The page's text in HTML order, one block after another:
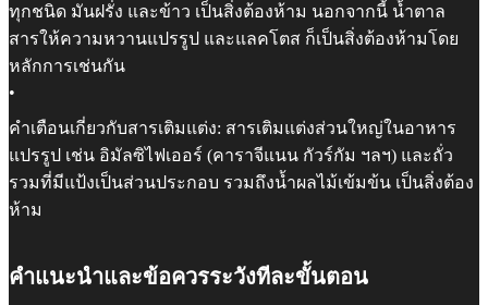
ทุกชนิด มันฝรั่ง และข้าว เป็นสิ่งต้องห้าม นอกจากนี้ น้ำตาล
สารให้ความหวานแปรรูป และแลคโตส ก็เป็นสิ่งต้องห้ามโดย
หลักการเช่นกัน
•
คำเตือนเกี่ยวกับสารเติมแต่ง: สารเติมแต่งส่วนใหญ่ในอาหาร
แปรรูป เช่น อิมัลซิไฟเออร์ (คาราจีแนน กัวร์กัม ฯลฯ) และถั่ว
รวมที่มีแป้งเป็นส่วนประกอบ รวมถึงน้ำผลไม้เข้มข้น เป็นสิ่งต้อง
ห้าม
คำแนะนำและข้อควรระวังทีละขั้นตอน